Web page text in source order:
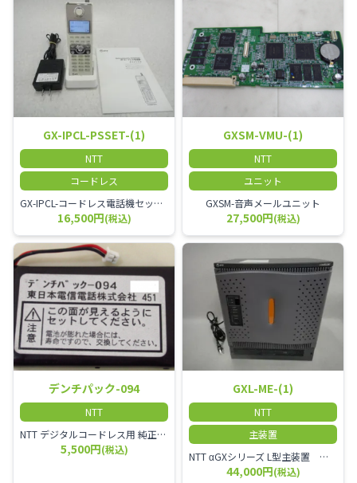
GX-IPCL-PSSET-(1)
NTT
コードレス
GX-IPCL-コードレス電話機セット-「1」 GX-IPCL-PSSET-(1)
16,500円(税込)
GXSM-VMU-(1)
NTT
ユニット
GXSM-音声メールユニット
27,500円(税込)
デンチパック-094
NTT
NTT デジタルコードレス用 純正電池パック
5,500円(税込)
GXL-ME-(1)
NTT
主装置
NTT αGXシリーズ L型主装置 GXL-ME-(1)
44,000円(税込)